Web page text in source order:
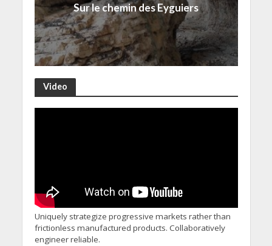
Sur le chemin des Eyguiers
Video
Uniquely strategize progressive markets rather than
frictionless manufactured products. Collaboratively
engineer reliable.